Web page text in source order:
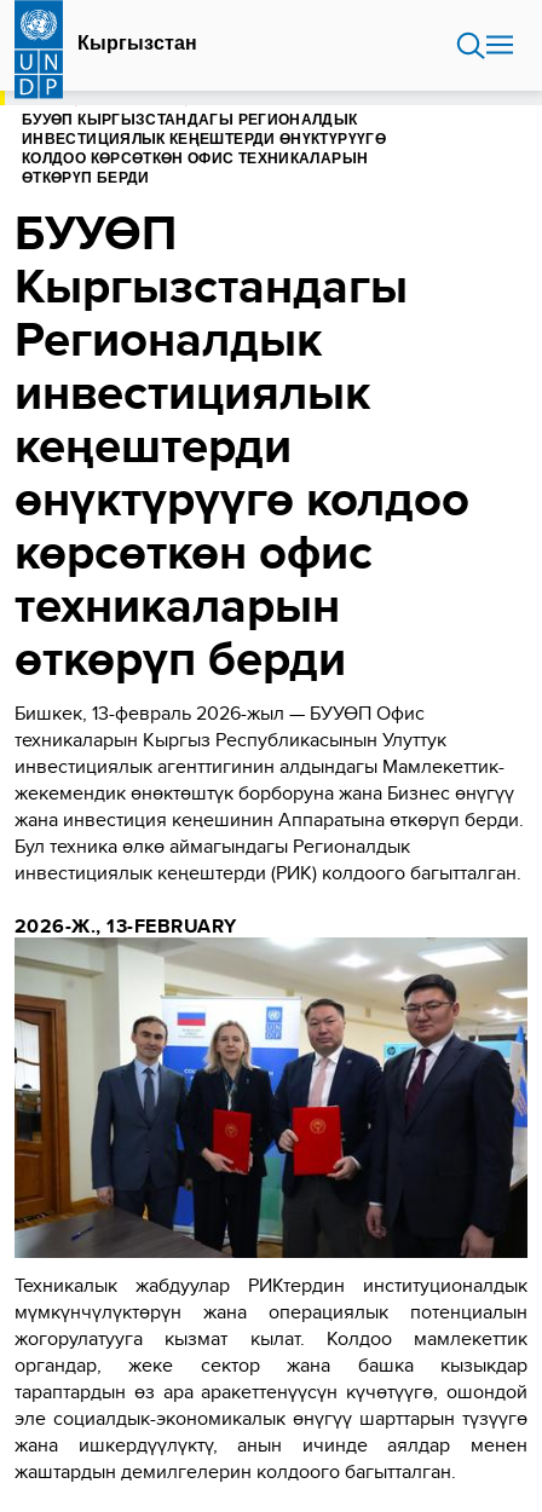
Skip
main
content
Кыргызстан
HOME
БУУӨП КЫРГЫЗСТАНДАГЫ РЕГИОНАЛДЫК
ИНВЕСТИЦИЯЛЫК КЕҢЕШТЕРДИ ӨНҮКТҮРҮҮГӨ
КОЛДОО КӨРСӨТКӨН ОФИС ТЕХНИКАЛАРЫН
ӨТКӨРҮП БЕРДИ
БУУӨП
Кыргызстандагы
Регионалдык
инвестициялык
кеңештерди
өнүктүрүүгө колдоо
көрсөткөн офис
техникаларын
өткөрүп берди
Бишкек, 13-февраль 2026-жыл — БУУӨП Офис
техникаларын Кыргыз Республикасынын Улуттук
инвестициялык агенттигинин алдындагы Мамлекеттик-
жекемендик өнөктөштүк борборуна жана Бизнес өнүгүү
жана инвестиция кеңешинин Аппаратына өткөрүп берди.
Бул техника өлкө аймагындагы Регионалдык
инвестициялык кеңештерди (РИК) колдоого багытталган.
2026-Ж., 13-FEBRUARY
Техникалык жабдуулар РИКтердин институционалдык
мүмкүнчүлүктөрүн жана операциялык потенциалын
жогорулатууга кызмат кылат. Колдоо мамлекеттик
органдар, жеке сектор жана башка кызыкдар
тараптардын өз ара аракеттенүүсүн күчөтүүгө, ошондой
эле социалдык-экономикалык өнүгүү шарттарын түзүүгө
жана ишкердүүлүктү, анын ичинде аялдар менен
жаштардын демилгелерин колдоого багытталган.